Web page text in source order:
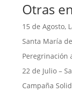
Otras
15 de Agosto,
Santa María
Peregrinación
22 de Julio –
Campaña